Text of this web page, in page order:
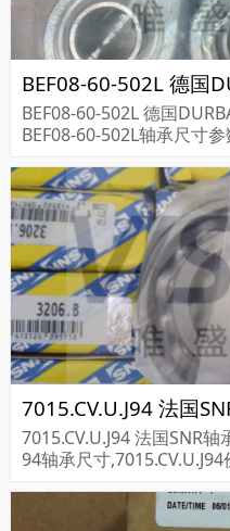
BEF08-60-502L 德国
BEF08-60-502L轴承尺寸
7015.CV.U.J94 法国SNR轴
94轴承尺寸